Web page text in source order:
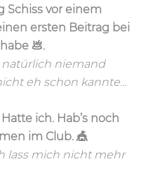
Schiss vor einem
ersten Beitrag bei
💩.
natürlich niemand
eh schon kannte…
ich. Hab’s noch
im Club. 🎪
lass mich nicht mehr